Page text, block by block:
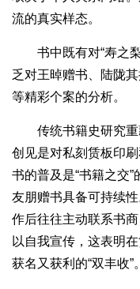
流的真实样态。
书中既有对“寿之梨
乏对王晫赠书、陆陇
等精彩个案的分析。
传统书籍史研究重
创见是对私刻赁板印
书的普及是“书籍之交
友朋赠书具备可持续
作后往往主动联系书
以自我宣传，这表明
获名又获利的“双丰收”。